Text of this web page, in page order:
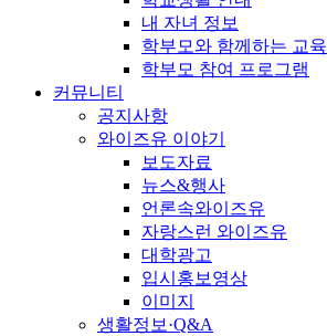
내 자녀 정보
학부모와 함께하는 교육
학부모 참여 프로그램
커뮤니티
공지사항
와이즈유 이야기
보도자료
뉴스&행사
언론속와이즈유
자랑스런 와이즈유
대학광고
입시홍보영상
이미지
생활정보·Q&A